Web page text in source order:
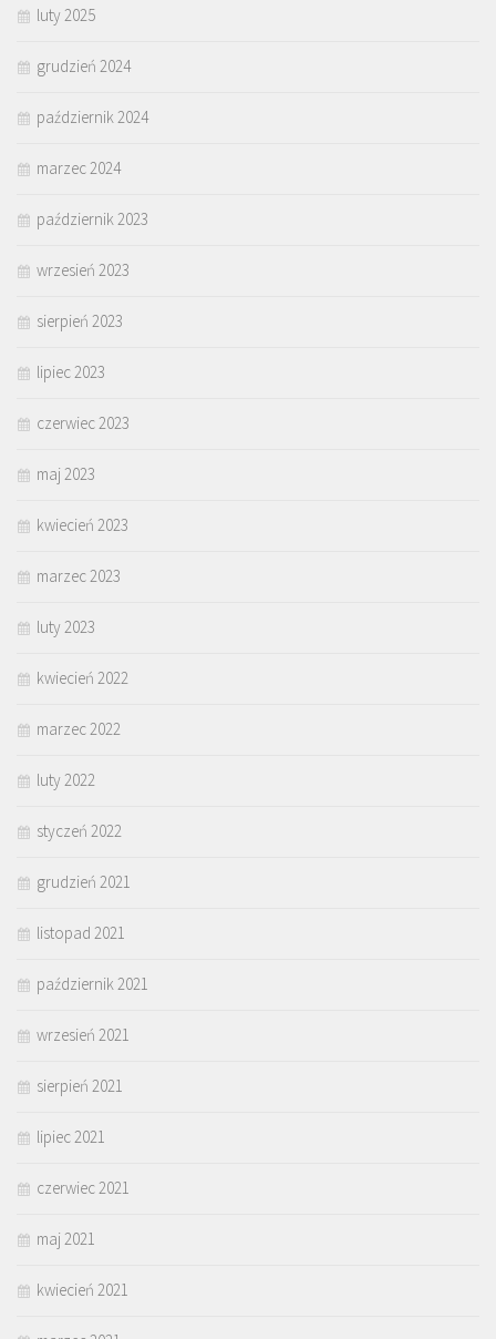
luty 2025
grudzień 2024
październik 2024
marzec 2024
październik 2023
wrzesień 2023
sierpień 2023
lipiec 2023
czerwiec 2023
maj 2023
kwiecień 2023
marzec 2023
luty 2023
kwiecień 2022
marzec 2022
luty 2022
styczeń 2022
grudzień 2021
listopad 2021
październik 2021
wrzesień 2021
sierpień 2021
lipiec 2021
czerwiec 2021
maj 2021
kwiecień 2021